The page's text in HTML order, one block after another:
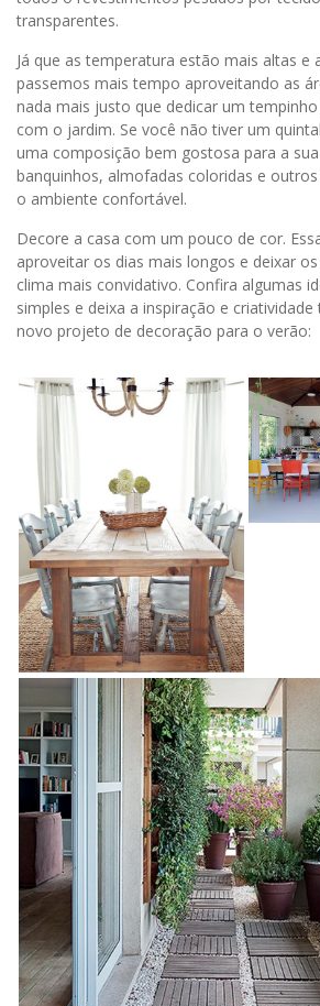
transparentes.
Já que as temperatura estão mais altas e
passemos mais tempo aproveitando as
nada mais justo que dedicar um
com o jardim. Se você não tiver um
uma composição bem gostosa para a
banquinhos, almofadas coloridas e
o ambiente confortável.
Decore a casa com um pouco de cor.
aproveitar os dias mais longos e deixar
clima mais convidativo. Confira algumas
simples e deixa a inspiração e
novo projeto de decoração para o verão: